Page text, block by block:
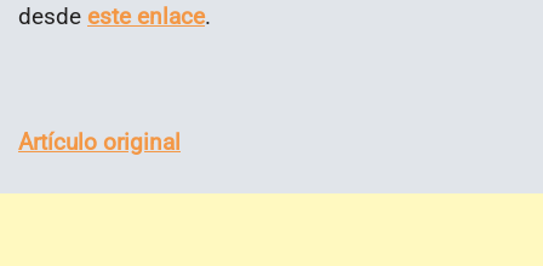
desde este enlace.
Artículo original